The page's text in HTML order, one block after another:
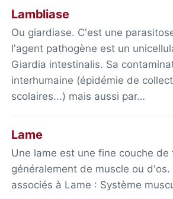
Lambliase
Ou giardiase. C'est une
l'agent pathogène est un
Giardia intestinalis. Sa
interhumaine (épidémie de
scolaires...) mais aussi par…
Lame
Une lame est une fine couche de
généralement de muscle ou d'os.
associés à Lame : Système